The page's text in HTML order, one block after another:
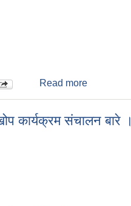
Read more
कार्यक्रम संचालन बारे ।